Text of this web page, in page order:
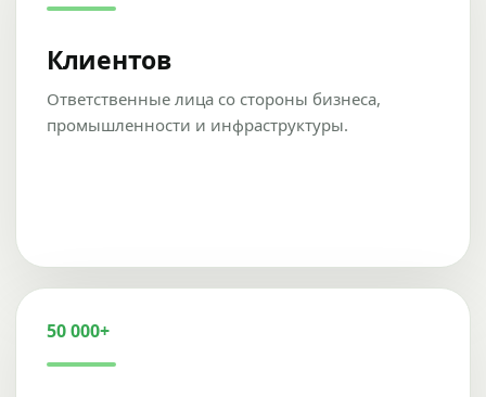
Клиентов
Ответственные лица со стороны бизнеса,
промышленности и инфраструктуры.
50 000+